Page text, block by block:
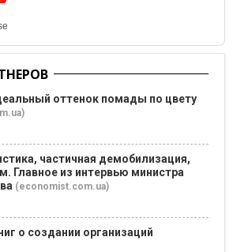
оттенок помады по цвету
частичная демобилизация,
Главное из интервью министра
(economist.com.ua)
о создании организаций